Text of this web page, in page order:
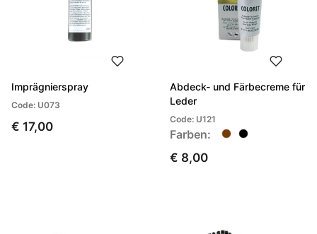
Imprägnierspray
Code: U073
€ 17,00
Abdeck- und Färbecreme für
Leder
Code: U121
Farben:
€ 8,00